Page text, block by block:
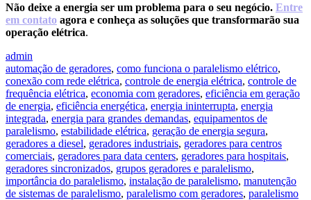
Não deixe a energia ser um problema para o seu negócio. Entre
em contato agora e conheça as soluções que transformarão sua
operação elétrica.
admin
automação de geradores, como funciona o paralelismo elétrico,
conexão com rede elétrica, controle de energia elétrica, controle de
frequência elétrica, economia com geradores, eficiência em geração
de energia, eficiência energética, energia ininterrupta, energia
integrada, energia para grandes demandas, equipamentos de
paralelismo, estabilidade elétrica, geração de energia segura,
geradores a diesel, geradores industriais, geradores para centros
comerciais, geradores para data centers, geradores para hospitais,
geradores sincronizados, grupos geradores e paralelismo,
importância do paralelismo, instalação de paralelismo, manutenção
de sistemas de paralelismo, paralelismo com geradores, paralelismo